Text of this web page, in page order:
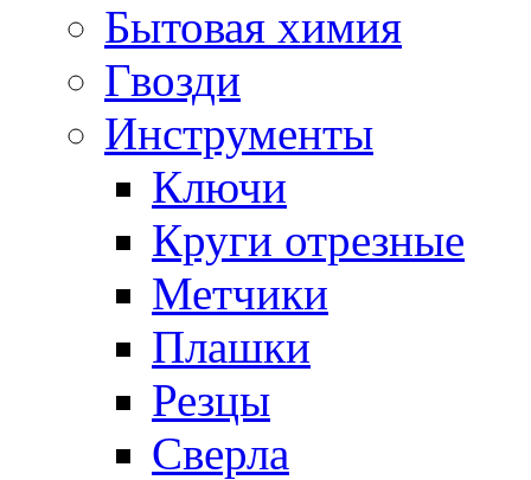
Бытовая химия
Гвозди
Инструменты
Ключи
Круги отрезные
Метчики
Плашки
Резцы
Сверла